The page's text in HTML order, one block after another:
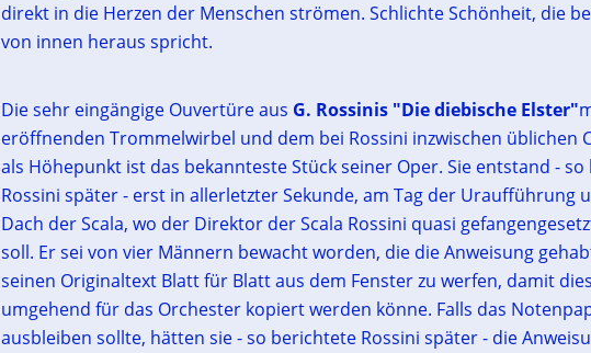
direkt in die Herzen der Menschen strömen. Schlichte Schönheit, die
von innen heraus spricht.
Die sehr eingängige Ouvertüre aus G. Rossinis "Die diebische Elster"
eröffnenden Trommelwirbel und dem bei Rossini inzwischen üblichen
als Höhepunkt ist das bekannteste Stück seiner Oper. Sie entstand -
Rossini später - erst in allerletzter Sekunde, am Tag der Uraufführung
Dach der Scala, wo der Direktor der Scala Rossini quasi
soll. Er sei von vier Männern bewacht worden, die die Anweisung
seinen Originaltext Blatt für Blatt aus dem Fenster zu werfen, damit
umgehend für das Orchester kopiert werden könne. Falls das
ausbleiben sollte, hätten sie - so berichtete Rossini später - die